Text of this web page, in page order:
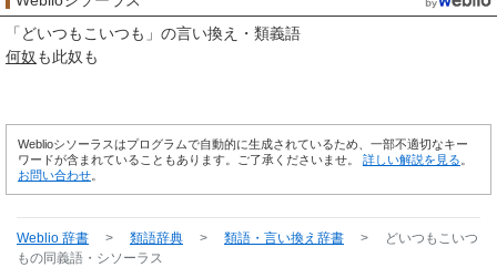
「 どいつもこいつも 」の言い換え・類義語
何奴も此奴も
Weblioシソーラスはプログラムで自動的に生成されているため、一部不適切なキー
ワードが含まれていることもあります。ご了承くださいませ。 詳しい解説を見る
お問い合わせ
Weblio 辞書 > 類語辞典 > 類語・言い換え辞書 >
どいつもこいつ
もの同義語・シソーラス